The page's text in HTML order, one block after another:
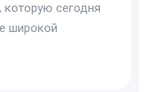
которую сегодня
широкой